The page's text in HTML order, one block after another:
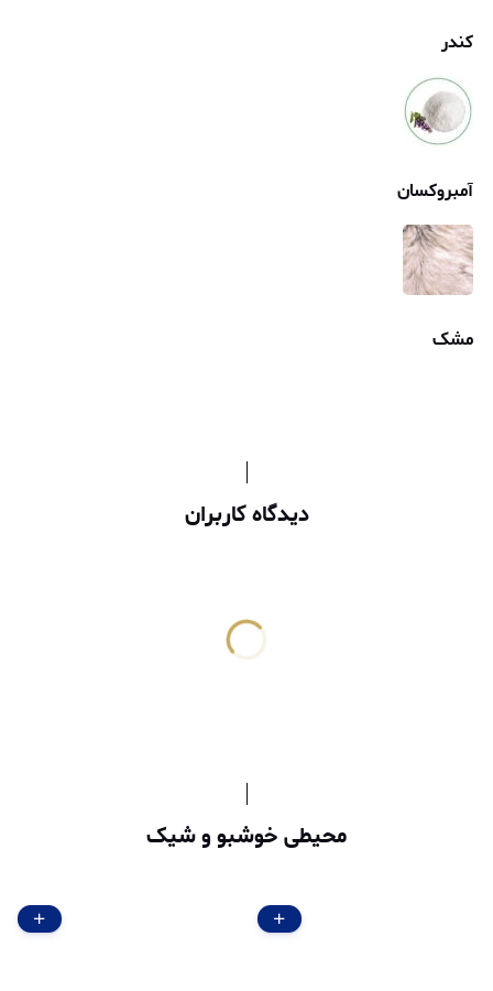
کندر
آمبروکسان
مشک
دیدگاه کاربران
محیطی خوشبو و شیک